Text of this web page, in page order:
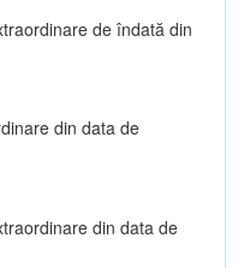
de îndată din
din data de
din data de